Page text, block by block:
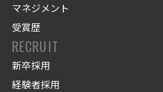
マネジメント
受賞歴
RECRUIT
新卒採用
経験者採用